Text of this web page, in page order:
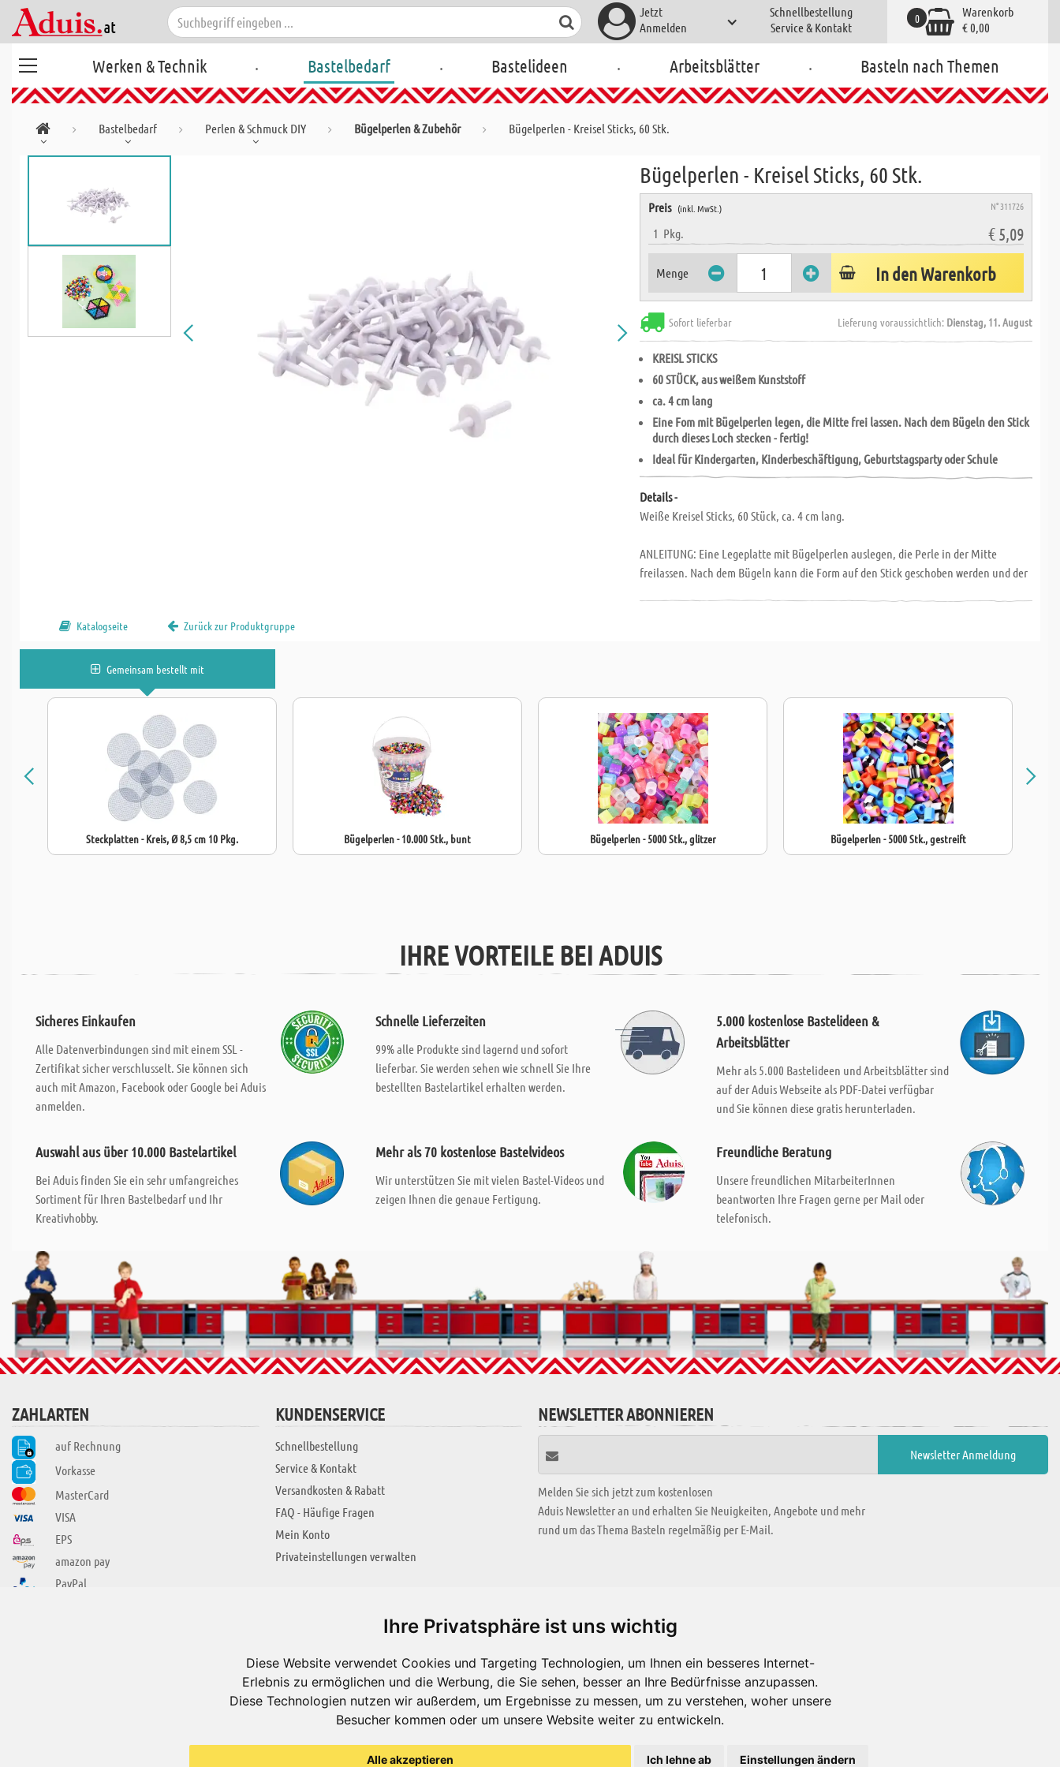
Ihre Privatsphäre ist uns wichtig
Diese Website verwendet Cookies und Targeting Technologien, um Ihnen ein besseres Internet-
Erlebnis zu ermöglichen und die Werbung, die Sie sehen, besser an Ihre Bedürfnisse anzupassen.
Diese Technologien nutzen wir außerdem, um Ergebnisse zu messen, um zu verstehen, woher unsere
Besucher kommen oder um unsere Website weiter zu entwickeln.
Alle akzeptieren Ich lehne ab Einstellungen ändern
Jetzt
Anmelden
Schnellbestellung
Service & Kontakt
Warenkorb
€ 0,00
0
Werken & Technik . Bastelbedarf . Bastelideen . Arbeitsblätter . Basteln nach Themen
Bastelbedarf Perlen & Schmuck DIY Bügelperlen & Zubehör Bügelperlen - Kreisel Sticks, 60 Stk.
Bügelperlen - Kreisel Sticks, 60 Stk.
Preis (inkl. MwSt.) N° 311726
1 Pkg. € 5,09
Menge In den Warenkorb
Sofort lieferbar Lieferung voraussichtlich: Dienstag, 11. August
KREISL STICKS
60 STÜCK, aus weißem Kunststoff
ca. 4 cm lang
Eine Fom mit Bügelperlen legen, die Mitte frei lassen. Nach dem Bügeln den Stick
durch dieses Loch stecken - fertig!
Ideal für Kindergarten, Kinderbeschäftigung, Geburtstagsparty oder Schule
Details -
Weiße Kreisel Sticks, 60 Stück, ca. 4 cm lang.
ANLEITUNG: Eine Legeplatte mit Bügelperlen auslegen, die Perle in der Mitte
freilassen. Nach dem Bügeln kann die Form auf den Stick geschoben werden und der
Katalogseite Zurück zur Produktgruppe
Gemeinsam bestellt mit
Steckplatten - Kreis, Ø 8,5 cm 10 Pkg. Bügelperlen - 10.000 Stk., bunt Bügelperlen - 5000 Stk., glitzer Bügelperlen - 5000 Stk., gestreift
IHRE VORTEILE BEI ADUIS
Sicheres Einkaufen
Alle Datenverbindungen sind mit einem SSL -
Zertifikat sicher verschlusselt. Sie können sich
auch mit Amazon, Facebook oder Google bei Aduis
anmelden.
Schnelle Lieferzeiten
99% alle Produkte sind lagernd und sofort
lieferbar. Sie werden sehen wie schnell Sie Ihre
bestellten Bastelartikel erhalten werden.
5.000 kostenlose Bastelideen &
Arbeitsblätter
Mehr als 5.000 Bastelideen und Arbeitsblätter sind
auf der Aduis Webseite als PDF-Datei verfügbar
und Sie können diese gratis herunterladen.
Auswahl aus über 10.000 Bastelartikel
Bei Aduis finden Sie ein sehr umfangreiches
Sortiment für Ihren Bastelbedarf und Ihr
Kreativhobby.
Mehr als 70 kostenlose Bastelvideos
Wir unterstützen Sie mit vielen Bastel-Videos und
zeigen Ihnen die genaue Fertigung.
Freundliche Beratung
Unsere freundlichen MitarbeiterInnen
beantworten Ihre Fragen gerne per Mail oder
telefonisch.
ZAHLARTEN
auf Rechnung
Vorkasse
MasterCard
VISA
EPS
amazon pay
PayPal
KUNDENSERVICE
Schnellbestellung
Service & Kontakt
Versandkosten & Rabatt
FAQ - Häufige Fragen
Mein Konto
Privateinstellungen verwalten
NEWSLETTER ABONNIEREN
Melden Sie sich jetzt zum kostenlosen
Aduis Newsletter an und erhalten Sie Neuigkeiten, Angebote und mehr
rund um das Thema Basteln regelmäßig per E-Mail.
Jobs
Impressum
Datenschutzerklärung
KREATIV ZONE
Alle Videos
Bastelideen
Arbeitsblätter
Es gibt uns auch in